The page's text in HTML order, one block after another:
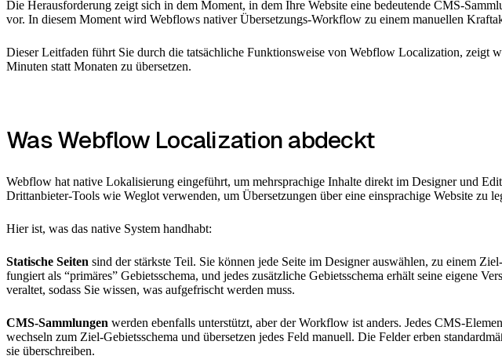
Die Herausforderung zeigt sich in dem Moment, in dem Ihre Website eine bedeutende CMS-
vor. In diesem Moment wird Webflows nativer Übersetzungs-Workflow zu einem manuellen
Dieser Leitfaden führt Sie durch die tatsächliche Funktionsweise von Webflow Localization, zeigt
Minuten statt Monaten zu übersetzen.
Was Webflow Localization abdeckt
Webflow hat native Lokalisierung eingeführt, um mehrsprachige Inhalte direkt im Designer und
Drittanbieter-Tools wie Weglot verwenden, um Übersetzungen über eine einsprachige Website zu
Hier ist, was das native System handhabt:
Statische Seiten sind der stärkste Teil. Sie können jede Seite im Designer auswählen, zu einem
fungiert als “primäres” Gebietsschema, und jedes zusätzliche Gebietsschema erhält seine eigene
veraltet, sodass Sie wissen, was aufgefrischt werden muss.
CMS-Sammlungen werden ebenfalls unterstützt, aber der Workflow ist anders. Jedes CMS-
wechseln zum Ziel-Gebietsschema und übersetzen jedes Feld manuell. Die Felder erben
sie überschreiben.